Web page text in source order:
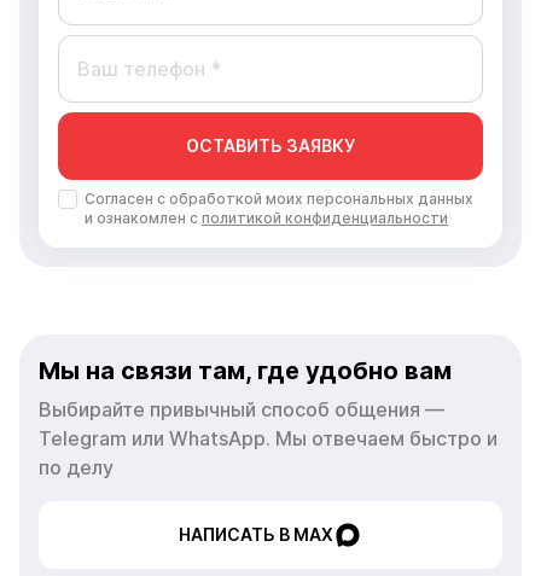
ОСТАВИТЬ ЗАЯВКУ
Согласен с обработкой моих персональных данных
и ознакомлен с политикой конфиденциальности
Мы на связи там, где удобно вам
Выбирайте привычный способ общения —
Telegram или WhatsApp. Мы отвечаем быстро и
по делу
НАПИСАТЬ В MAX